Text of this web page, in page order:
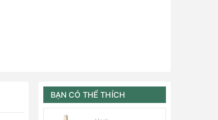
BẠN CÓ THỂ THÍCH